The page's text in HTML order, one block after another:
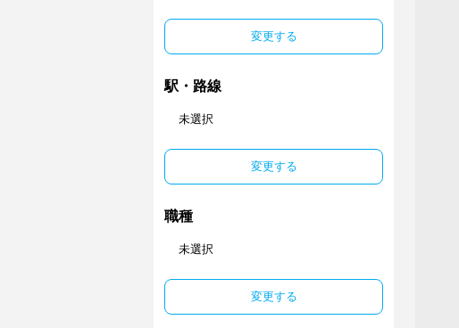
変更する
駅・路線
未選択
変更する
職種
未選択
変更する